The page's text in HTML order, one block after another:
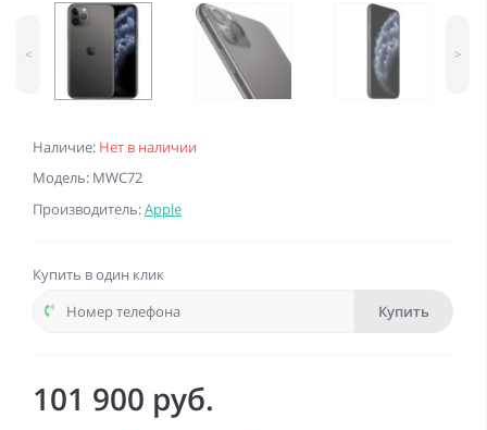
Наличие: Нет в наличии
Модель: MWC72
Производитель:Apple
< >
Купить в один клик
Купить
101 900 руб.